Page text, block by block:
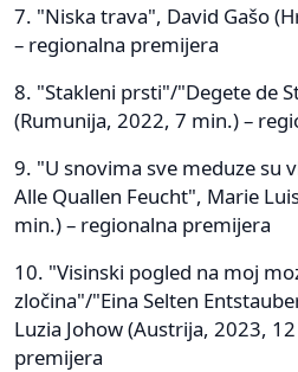
7. "Niska trava", David Gašo
– regionalna premijera
8. "Stakleni prsti"/"Degete de
(Rumunija, 2022, 7 min.) –
9. "U snovima sve meduze su
Alle Quallen Feucht", Marie
min.) – regionalna premijera
10. "Visinski pogled na moj
zločina"/"Eina Selten
Luzia Johow (Austrija, 2023,
premijera